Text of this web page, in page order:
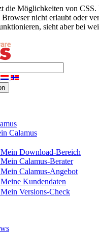
die Möglichkeiten von
nicht erlaubt oder
sieht aber bei
Calamus
Mein Download-Bereich
Mein Calamus-Berater
Mein Calamus-Angebot
Meine Kundendaten
Mein Versions-Check